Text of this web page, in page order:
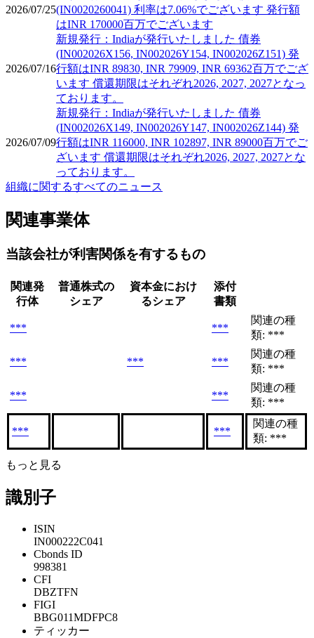
2026/07/25(IN0020260041) 利率は7.06%でございます 発行額
はINR 170000百万でございます
2026/07/16
新規発行：Indiaが発行いたしました 債券
(IN002026X156, IN002026Y154, IN002026Z151) 発
行額はINR 89830, INR 79909, INR 69362百万でござ
います 償還期限はそれぞれ2026, 2027, 2027となっ
ております。
2026/07/09
新規発行：Indiaが発行いたしました 債券
(IN002026X149, IN002026Y147, IN002026Z144) 発
行額はINR 116000, INR 102897, INR 89000百万でご
ざいます 償還期限はそれぞれ2026, 2027, 2027とな
っております。
組織に関するすべてのニュース
関連事業体
当該会社が利害関係を有するもの
関連発
行体
普通株式の
シェア
資本金におけ
るシェア
添付
書類
*** ***
関連の種
類: ***
*** *** ***
関連の種
類: ***
*** ***
関連の種
類: ***
*** ***
関連の種
類: ***
もっと見る
識別子
ISIN
IN000222C041
Cbonds ID
998381
CFI
DBZTFN
FIGI
BBG011MDFPC8
ティッカー